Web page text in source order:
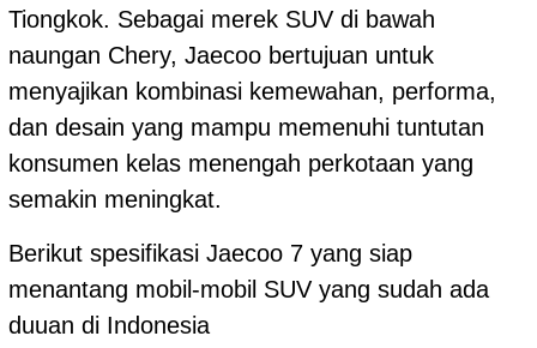
Tiongkok. Sebagai merek SUV di bawah
naungan Chery, Jaecoo bertujuan untuk
menyajikan kombinasi kemewahan, performa,
dan desain yang mampu memenuhi tuntutan
konsumen kelas menengah perkotaan yang
semakin meningkat.
Berikut spesifikasi Jaecoo 7 yang siap
menantang mobil-mobil SUV yang sudah ada
duuan di Indonesia